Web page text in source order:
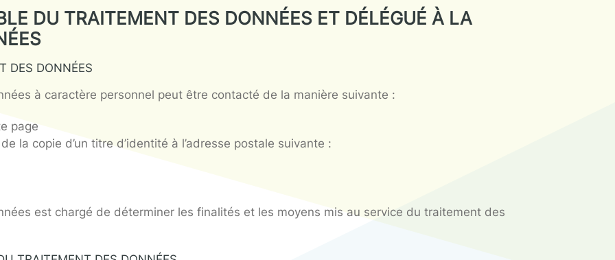
suivante : 222 Boulevard Gustave Flaubert, 63000 Clermont-Ferrand